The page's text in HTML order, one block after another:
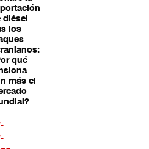
diésel
los
qué
más el